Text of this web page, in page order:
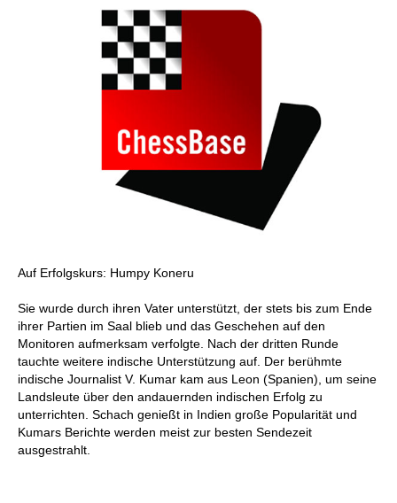
Auf Erfolgskurs: Humpy Koneru
Sie wurde durch ihren Vater unterstützt, der stets bis zum Ende
ihrer Partien im Saal blieb und das Geschehen auf den
Monitoren aufmerksam verfolgte. Nach der dritten Runde
tauchte weitere indische Unterstützung auf. Der berühmte
indische Journalist V. Kumar kam aus Leon (Spanien), um seine
Landsleute über den andauernden indischen Erfolg zu
unterrichten. Schach genießt in Indien große Popularität und
Kumars Berichte werden meist zur besten Sendezeit
ausgestrahlt.